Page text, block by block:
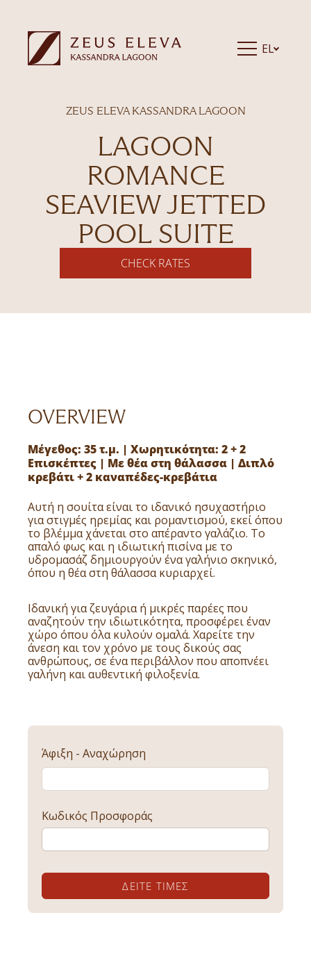
EL
ZEUS ELEVA KASSANDRA LAGOON
LAGOON
ROMANCE
SEAVIEW JETTED
POOL SUITE
CHECK RATES
OVERVIEW
Μέγεθος: 35 τ.μ. | Χωρητικότητα: 2 + 2
Επισκέπτες | Με θέα στη θάλασσα | Διπλό
κρεβάτι + 2 καναπέδες-κρεβάτια
Αυτή η σουίτα είναι το ιδανικό ησυχαστήριο
για στιγμές ηρεμίας και ρομαντισμού, εκεί όπου
το βλέμμα χάνεται στο απέραντο γαλάζιο. Το
απαλό φως και η ιδιωτική πισίνα με το
υδρομασάζ δημιουργούν ένα γαλήνιο σκηνικό,
όπου η θέα στη θάλασσα κυριαρχεί.
Ιδανική για ζευγάρια ή μικρές παρέες που
αναζητούν την ιδιωτικότητα, προσφέρει έναν
χώρο όπου όλα κυλούν ομαλά. Χαρείτε την
άνεση και τον χρόνο με τους δικούς σας
ανθρώπους, σε ένα περιβάλλον που αποπνέει
γαλήνη και αυθεντική φιλοξενία.
Άφιξη - Αναχώρηση
Κωδικός Προσφοράς
ΔΕΊΤΕ ΤΙΜΈΣ